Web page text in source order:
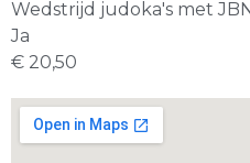
Wedstrijd judoka's met
Ja
€ 20,50